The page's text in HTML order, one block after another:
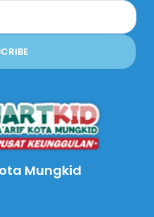
Mungkid